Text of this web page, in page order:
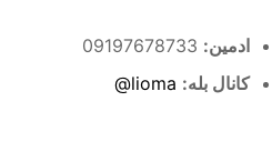
ادمین:
کانال بله: lioma@